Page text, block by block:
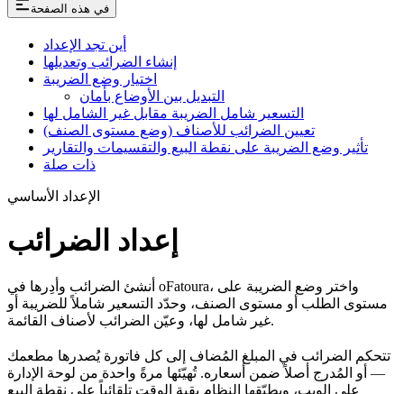
في هذه الصفحة
أين تجد الإعداد
إنشاء الضرائب وتعديلها
اختيار وضع الضريبة
التبديل بين الأوضاع بأمان
التسعير شامل الضريبة مقابل غير الشامل لها
تعيين الضرائب للأصناف (وضع مستوى الصنف)
تأثير وضع الضريبة على نقطة البيع والتقسيمات والتقارير
ذات صلة
الإعداد الأساسي
إعداد الضرائب
أنشئ الضرائب وأدِرها في oFatoura، واختر وضع الضريبة على
مستوى الطلب أو مستوى الصنف، وحدّد التسعير شاملاً للضريبة أو
غير شامل لها، وعيّن الضرائب لأصناف القائمة.
تتحكم الضرائب في المبلغ المُضاف إلى كل فاتورة يُصدرها مطعمك
— أو المُدرج أصلاً ضمن أسعاره. تُهيّئها مرةً واحدة من لوحة الإدارة
على الويب، ويطبّقها النظام بقية الوقت تلقائياً على نقطة البيع